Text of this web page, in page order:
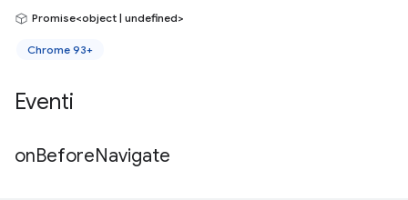
Promise<object | undefined>
Chrome 93+
Eventi
onBeforeNavigate